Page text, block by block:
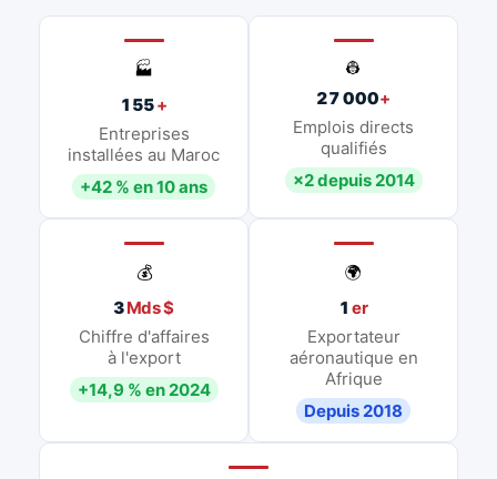
🏭
155+
Entreprises
installées au Maroc
+42 % en 10 ans
👷
27 000+
Emplois directs
qualifiés
×2 depuis 2014
💰
3Mds $
Chiffre d'affaires
à l'export
+14,9 % en 2024
🌍
1 er
Exportateur
aéronautique en
Afrique
Depuis 2018